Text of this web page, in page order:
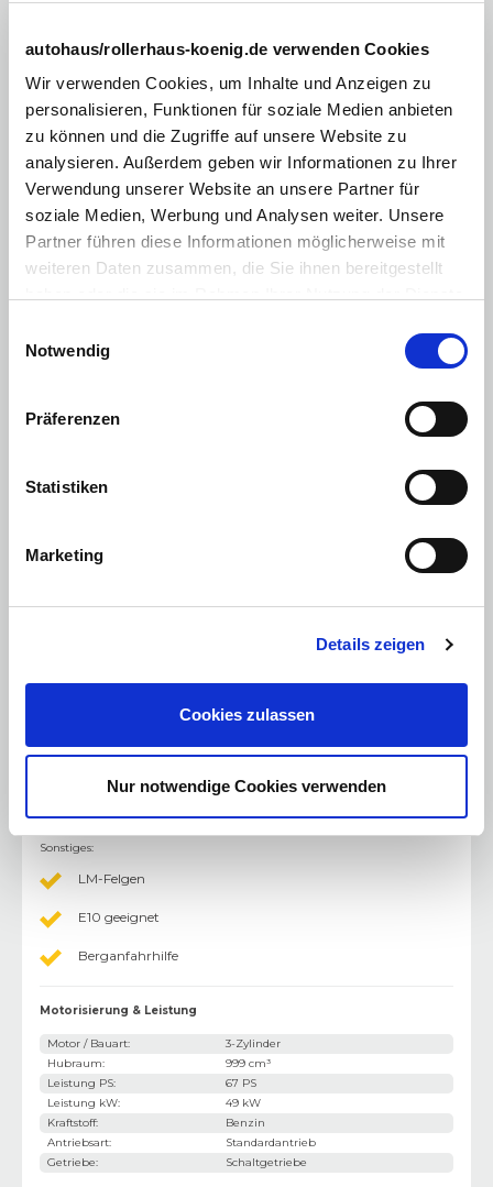
autohaus/rollerhaus-koenig.de verwenden Cookies
Wir verwenden Cookies, um Inhalte und Anzeigen zu
personalisieren, Funktionen für soziale Medien anbieten
zu können und die Zugriffe auf unsere Website zu
analysieren. Außerdem geben wir Informationen zu Ihrer
Verwendung unserer Website an unsere Partner für
soziale Medien, Werbung und Analysen weiter. Unsere
Partner führen diese Informationen möglicherweise mit
weiteren Daten zusammen, die Sie ihnen bereitgestellt
Cookies, wenn Sie unsere Webseite weiterhin nutzen.
Notwendig
Präferenzen
Statistiken
Marketing
Details zeigen
Cookies zulassen
Nur notwendige Cookies verwenden
Tempomat
abgedunkelte Scheiben im Fond
Außenspiegel abklappbar
Außenspiegel elektr.
Fahrersitz höhenverstellbar
Lederlenkrad
Multimediasystem
Zentralverriegelung mit Fernbedienung
Android Auto
Licht
Sonstiges:
LM-Felgen
E10 geeignet
Berganfahrhilfe
Motorisierung & Leistung
Motor / Bauart:
3-Zylinder
Hubraum:
999 cm³
Leistung PS:
67 PS
Leistung kW:
49 kW
Kraftstoff:
Benzin
Antriebsart:
Standardantrieb
Getriebe: Schaltgetriebe